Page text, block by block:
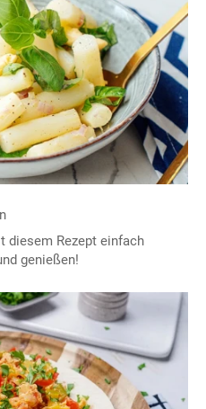
diesem Rezept einfach
genießen!